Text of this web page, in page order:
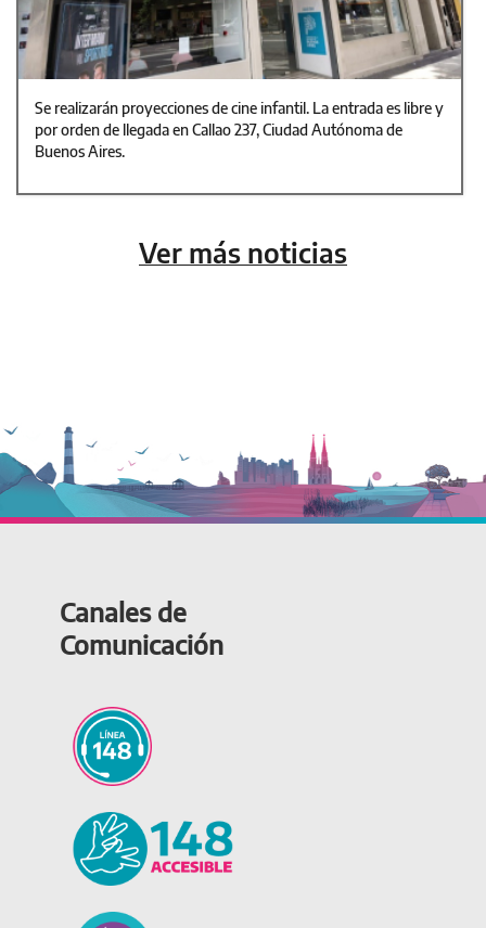
Se realizarán proyecciones de cine infantil. La entrada es libre y
por orden de llegada en Callao 237, Ciudad Autónoma de
Buenos Aires.
Ver más noticias
Canales de
Comunicación